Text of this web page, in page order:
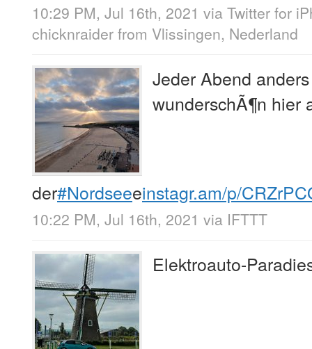
10:29 PM, Jul 16th, 2021 via Twitter for
chicknraider from Vlissingen, Nederland
Jeder Abend
wunderschÃ¶n hier
der#Nordseeeinstagr.am/p/
10:22 PM, Jul 16th, 2021 via IFTTT
Elektroauto-